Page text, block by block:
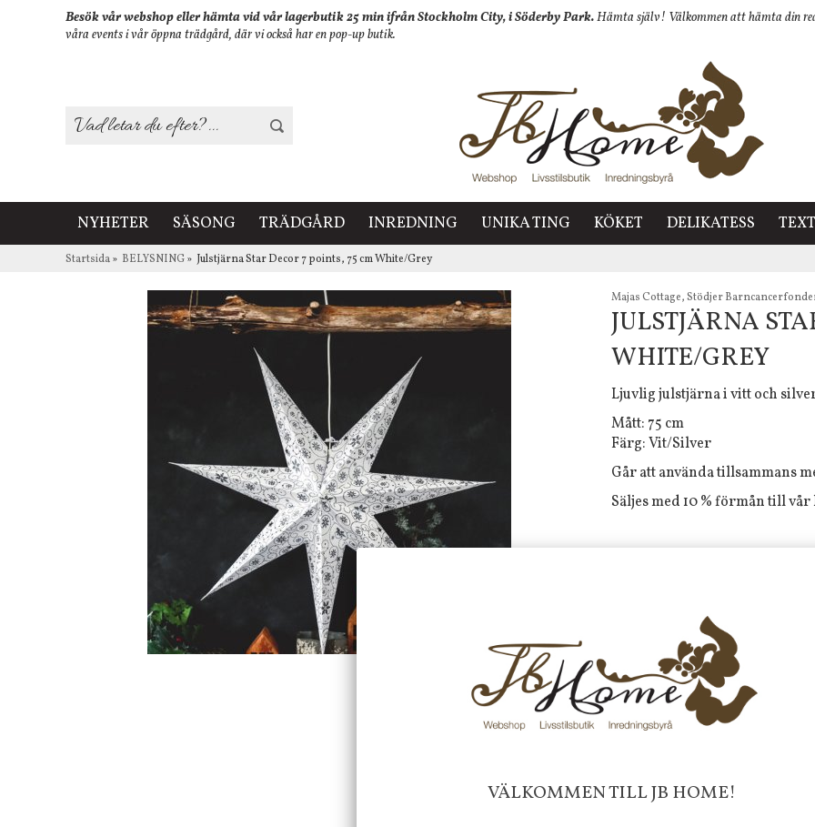
Besök vår webshop eller hämta vid vår lagerbutik 25 min ifrån Stockholm City, i Söderby Park.Hämta själv! Välkommen att hämta din
våra events i vår öppna trädgård, där vi också har en pop-up butik.
NYHETER SÄSONG TRÄDGÅRD INREDNING UNIKA TING KÖKET DELIKATESS
Startsida» BELYSNING» Julstjärna Star Decor 7 points, 75 cm White/Grey
Majas Cottage, Stödjer
JULSTJÄRNA
WHITE/GREY
Ljuvlig julstjärna i vitt och
Mått: 75 cm
Färg: Vit/Silver
Går att använda tillsammans
Säljes med 10 % förmån till
Tyvärr ingår inte denna
Till butikens startsida »
Frakt 99 kr, handlar du över
fraktfritt. 100 kr - 400 kr i frakt för
produkter som skickas.
10 % rabatt på din första order
Faktura 0 kr. Hos oss betalar
med KLARNA CHECKOUT. Välj
mellan alla Klarnas
VÄLKOMMEN TILL JB HOME!